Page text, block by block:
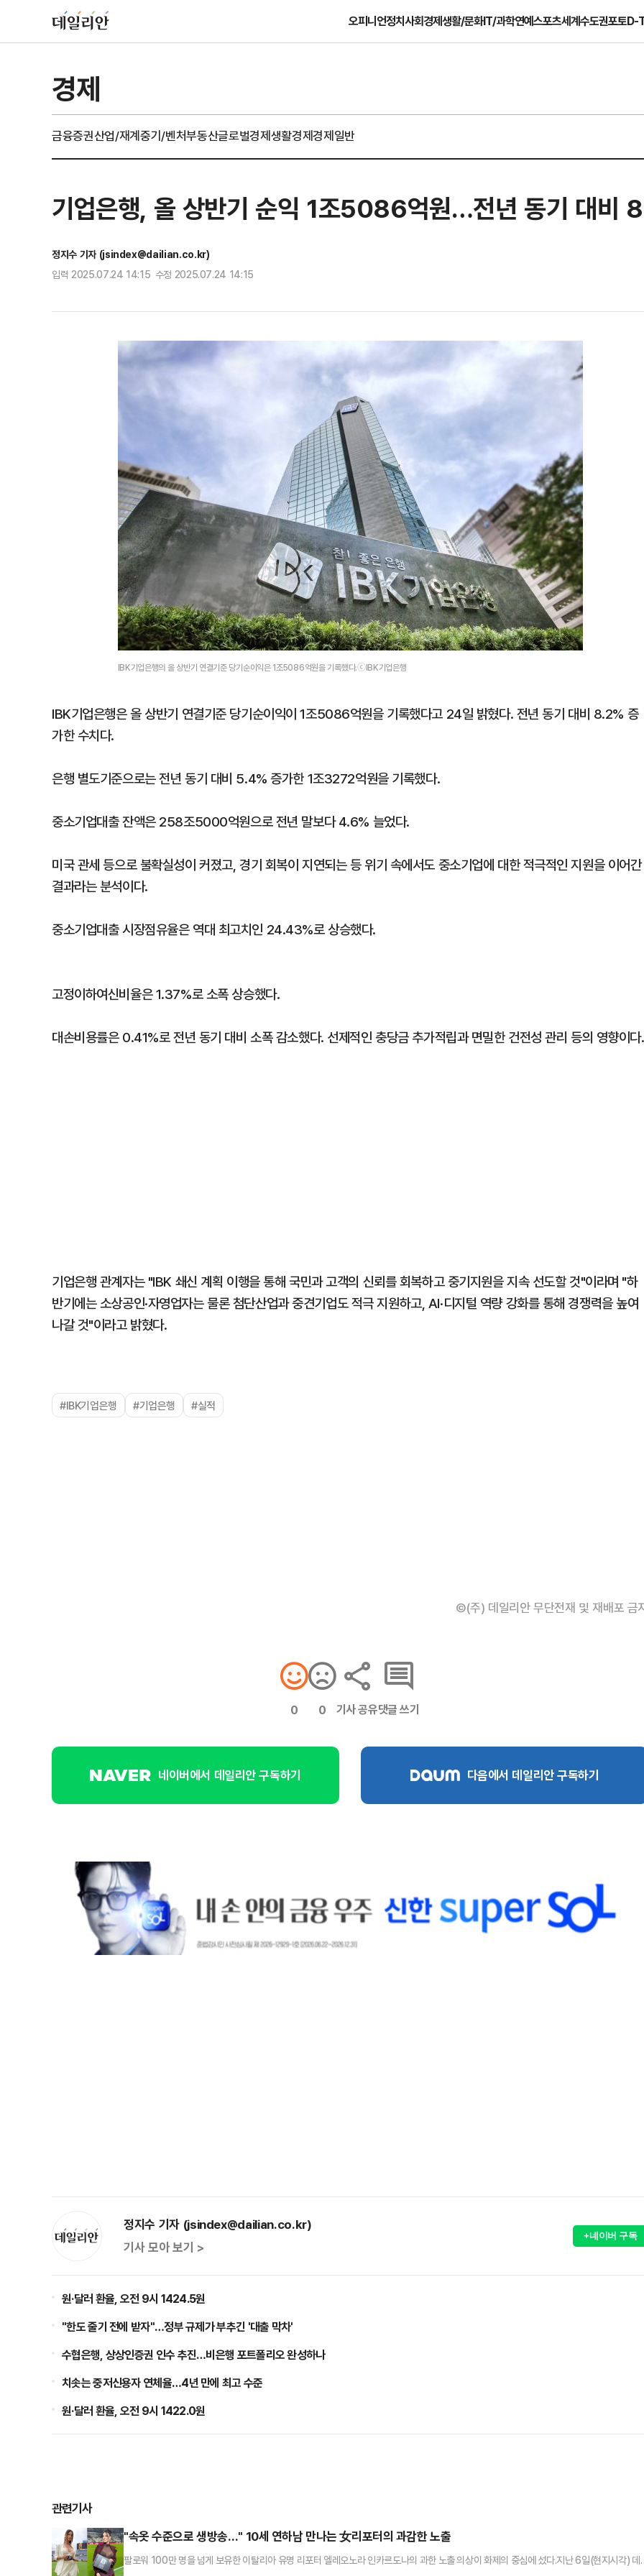
오피니언정치사회경제생활/문화IT/과학연예스포츠세계수도권포토D-
경제
금융증권산업/재계중기/벤처부동산글로벌경제생활경제경제일반
기업은행, 올 상반기 순익 1조5086억원…전년 동기 대
정지수 기자 (jsindex@dailian.co.kr)
입력 2025.07.24 14:15 수정 2025.07.24 14:15
IBK기업은행의 올 상반기 연결기준 당기순이익은 1조5086억원을 기록했다.ⓒIBK기업은행
IBK기업은행은 올 상반기 연결기준 당기순이익이 1조5086억원을 기록했다고 24일 밝혔다. 전년 동기 대비 8.2% 증
가한 수치다.
은행 별도기준으로는 전년 동기 대비 5.4% 증가한 1조3272억원을 기록했다.
중소기업대출 잔액은 258조5000억원으로 전년 말보다 4.6% 늘었다.
미국 관세 등으로 불확실성이 커졌고, 경기 회복이 지연되는 등 위기 속에서도 중소기업에 대한 적극적인 지원을 이어간
결과라는 분석이다.
중소기업대출 시장점유율은 역대 최고치인 24.43%로 상승했다.
고정이하여신비율은 1.37%로 소폭 상승했다.
대손비용률은 0.41%로 전년 동기 대비 소폭 감소했다. 선제적인 충당금 추가적립과 면밀한 건전성 관리 등의 영향이다.
기업은행 관계자는 "IBK 쇄신 계획 이행을 통해 국민과 고객의 신뢰를 회복하고 중기지원을 지속 선도할 것"이라며 "하
반기에는 소상공인·자영업자는 물론 첨단산업과 중견기업도 적극 지원하고, AI·디지털 역량 강화를 통해 경쟁력을 높여
나갈 것"이라고 밝혔다.
#IBK기업은행 #기업은행 #실적
©(주) 데일리안 무단전재 및 재배포 금
0 0 기사 공유댓글 쓰기
네이버에서 데일리안 구독하기 다음에서 데일리안 구독하기
정지수 기자 (jsindex@dailian.co.kr)
기사 모아 보기 >
+네이버 구독
원·달러 환율, 오전 9시 1424.5원
"한도 줄기 전에 받자"…정부 규제가 부추긴 '대출 막차'
수협은행, 상상인증권 인수 추진…비은행 포트폴리오 완성하나
치솟는 중저신용자 연체율…4년 만에 최고 수준
원·달러 환율, 오전 9시 1422.0원
관련기사
"속옷 수준으로 생방송…" 10세 연하남 만나는 女리포터의 과감한 노출
팔로워 100만 명을 넘게 보유한 이탈리아 유명 리포터 엘레오노라 인카르도나의 과한 노출 의상이 화제의 중심에 섰다.지난 6일(현지시각) 데